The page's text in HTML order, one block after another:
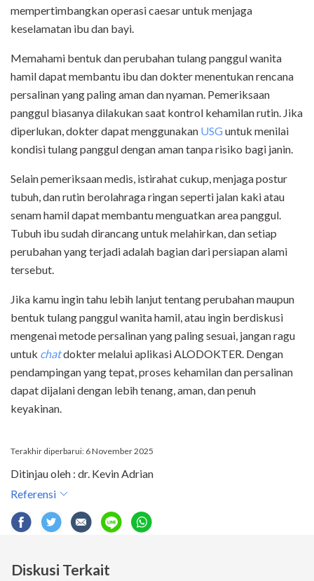
mempertimbangkan operasi caesar untuk menjaga
keselamatan ibu dan bayi.
Memahami bentuk dan perubahan tulang panggul wanita
hamil dapat membantu ibu dan dokter menentukan rencana
persalinan yang paling aman dan nyaman. Pemeriksaan
panggul biasanya dilakukan saat kontrol kehamilan rutin. Jika
diperlukan, dokter dapat menggunakan USGuntuk menilai
kondisi tulang panggul dengan aman tanpa risiko bagi janin.
Selain pemeriksaan medis, istirahat cukup, menjaga postur
tubuh, dan rutin berolahraga ringan seperti jalan kaki atau
senam hamil dapat membantu menguatkan area panggul.
Tubuh ibu sudah dirancang untuk melahirkan, dan setiap
perubahan yang terjadi adalah bagian dari persiapan alami
tersebut.
Jika kamu ingin tahu lebih lanjut tentang perubahan maupun
bentuk tulang panggul wanita hamil, atau ingin berdiskusi
mengenai metode persalinan yang paling sesuai, jangan ragu
untuk chatdokter melalui aplikasi ALODOKTER. Dengan
pendampingan yang tepat, proses kehamilan dan persalinan
dapat dijalani dengan lebih tenang, aman, dan penuh
keyakinan.
Terakhir diperbarui: 6 November 2025